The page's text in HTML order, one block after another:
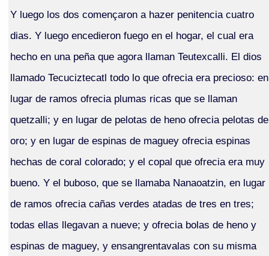
Y luego los dos començaron a hazer penitencia cuatro
dias. Y luego encedieron fuego en el hogar, el cual era
hecho en una peña que agora llaman Teutexcalli. El dios
llamado Tecuciztecatl todo lo que ofrecia era precioso: en
lugar de ramos ofrecia plumas ricas que se llaman
quetzalli; y en lugar de pelotas de heno ofrecia pelotas de
oro; y en lugar de espinas de maguey ofrecia espinas
hechas de coral colorado; y el copal que ofrecia era muy
bueno. Y el buboso, que se llamaba Nanaoatzin, en lugar
de ramos ofrecia cañas verdes atadas de tres en tres;
todas ellas llegavan a nueve; y ofrecia bolas de heno y
espinas de maguey, y ensangrentavalas con su misma